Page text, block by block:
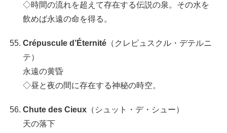
◇時間の流れを超えて存在する伝説の泉。その水を
飲めば永遠の命を得る。
Crépuscule d’Éternité （クレピュスクル・デテルニ
テ）
永遠の黄昏
◇昼と夜の間に存在する神秘の時空。
Chute des Cieux （シュット・デ・シュー）
天の落下